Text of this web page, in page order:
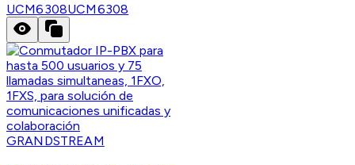
UCM6308UCM6308
GRANDSTREAM